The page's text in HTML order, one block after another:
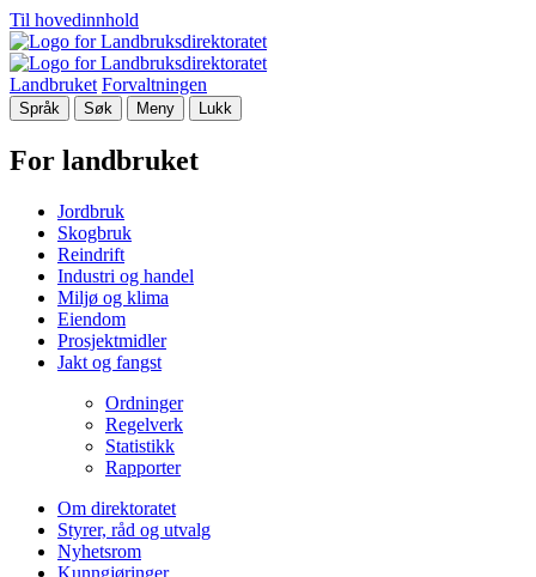
Til hovedinnhold
Landbruket Forvaltningen
Språk Søk Meny Lukk
For landbruket
Jordbruk
Skogbruk
Reindrift
Industri og handel
Miljø og klima
Eiendom
Prosjektmidler
Jakt og fangst
Ordninger
Regelverk
Statistikk
Rapporter
Om direktoratet
Styrer, råd og utvalg
Nyhetsrom
Kunngjøringer